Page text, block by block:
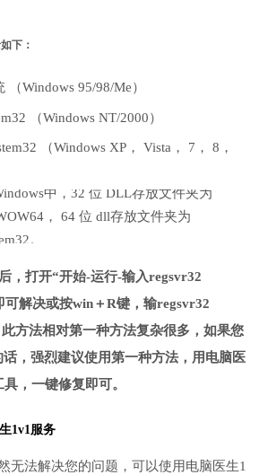
下：
（Windows 95/98/Me）
（Windows NT/2000）
（Windows XP， Vista， 7， 8，
中，32 位 DLL存放文件夹为
， 64 位 dll存放文件夹为
。
，打开“开始-运行-输入regsvr32
可解决或按win＋R键，输regsvr32
方法相对第一种方法复杂很多，如果您
，强烈建议使用第一种方法，用电脑医
，一键修复即可。
1v1服务
无法解决您的问题，可以使用电脑医生1